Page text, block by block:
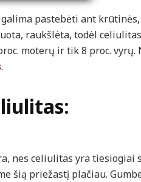
pastebėti ant
raukšlėta, todėl
moterų ir tik 8 proc.
.
nes celiulitas yra tiesiogiai
šią priežastį plačiau.